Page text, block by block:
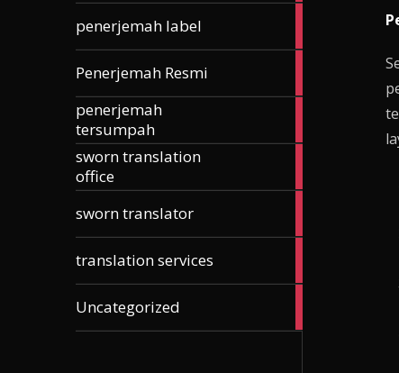
penerjemah label
Penerjemah Resmi
penerjemah
tersumpah
sworn translation
office
sworn translator
translation services
Uncategorized